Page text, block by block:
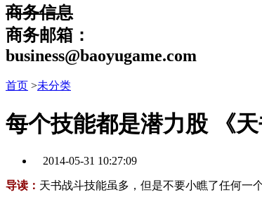
商务信息
商务邮箱：
business@baoyugame.com
首页 >未分类
每个技能都是潜力股 《
2014-05-31 10:27:09
导读： 天书战斗技能虽多，但是不要小瞧了任何一